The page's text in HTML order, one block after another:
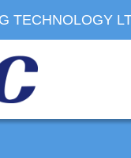
TECHNOLOGY